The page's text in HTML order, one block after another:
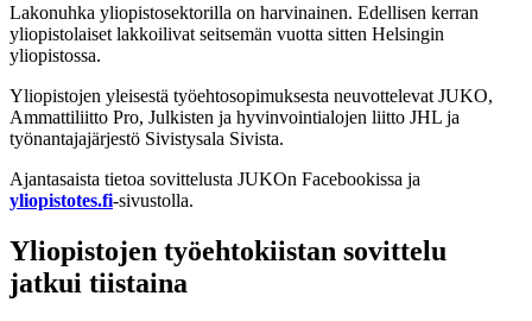
Lakonuhka yliopistosektorilla on harvinainen. Edellisen kerran
yliopistolaiset lakkoilivat seitsemän vuotta sitten Helsingin
yliopistossa.
Yliopistojen yleisestä työehtosopimuksesta neuvottelevat JUKO,
Ammattiliitto Pro, Julkisten ja hyvinvointialojen liitto JHL ja
työnantajajärjestö Sivistysala Sivista.
Ajantasaista tietoa sovittelusta JUKOn Facebookissa ja
yliopistotes.fi-sivustolla.
Yliopistojen työehtokiistan sovittelu
jatkui tiistaina